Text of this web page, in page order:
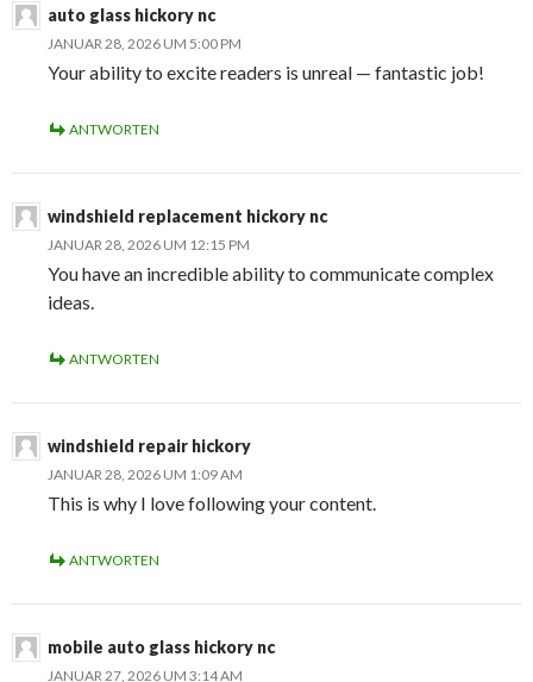
auto glass hickory nc
JANUAR 28, 2026 UM 5:00 PM
Your ability to excite readers is unreal — fantastic job!
ANTWORTEN
windshield replacement hickory nc
JANUAR 28, 2026 UM 12:15 PM
You have an incredible ability to communicate complex
ideas.
ANTWORTEN
windshield repair hickory
JANUAR 28, 2026 UM 1:09 AM
This is why I love following your content.
ANTWORTEN
mobile auto glass hickory nc
JANUAR 27, 2026 UM 3:14 AM